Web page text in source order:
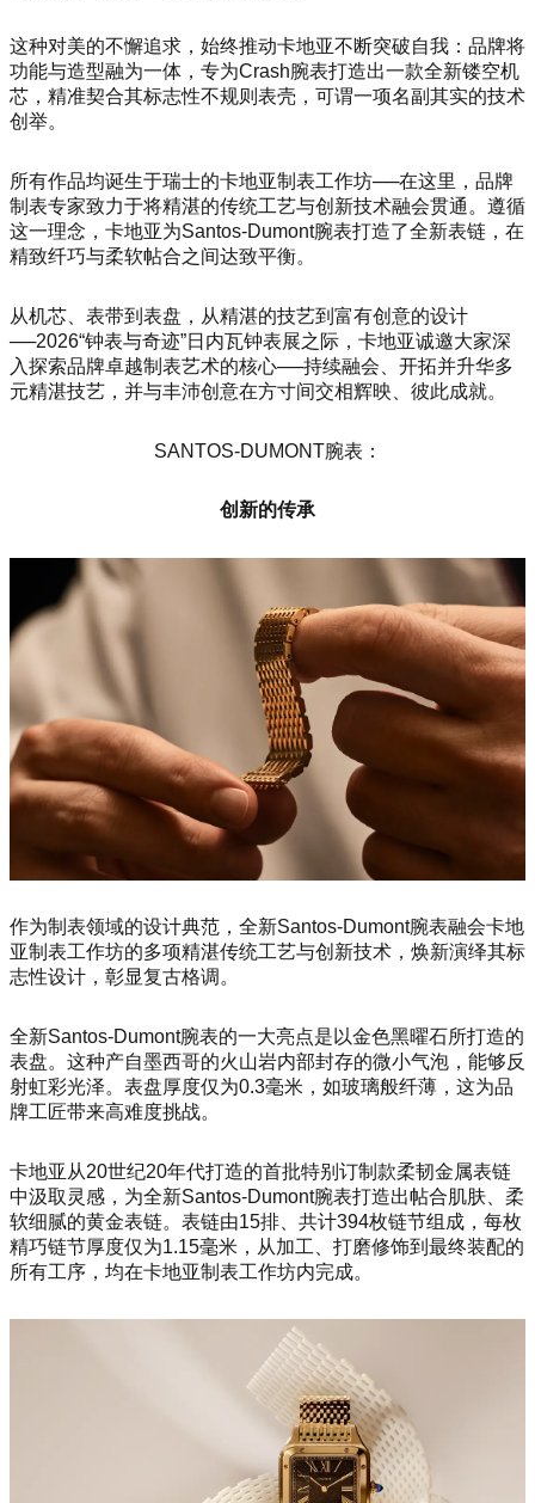
这种对美的不懈追求，始终推动卡地亚不断突破自我：品牌将
功能与造型融为一体，专为Crash腕表打造出一款全新镂空机
芯，精准契合其标志性不规则表壳，可谓一项名副其实的技术
创举。
所有作品均诞生于瑞士的卡地亚制表工作坊──在这里，品牌
制表专家致力于将精湛的传统工艺与创新技术融会贯通。遵循
这一理念，卡地亚为Santos-Dumont腕表打造了全新表链，在
精致纤巧与柔软帖合之间达致平衡。
从机芯、表带到表盘，从精湛的技艺到富有创意的设计
──2026“钟表与奇迹”日内瓦钟表展之际，卡地亚诚邀大家深
入探索品牌卓越制表艺术的核心──持续融会、开拓并升华多
元精湛技艺，并与丰沛创意在方寸间交相辉映、彼此成就。
SANTOS-DUMONT腕表：
创新的传承
作为制表领域的设计典范，全新Santos-Dumont腕表融会卡地
亚制表工作坊的多项精湛传统工艺与创新技术，焕新演绎其标
志性设计，彰显复古格调。
全新Santos-Dumont腕表的一大亮点是以金色黑曜石所打造的
表盘。这种产自墨西哥的火山岩内部封存的微小气泡，能够反
射虹彩光泽。表盘厚度仅为0.3毫米，如玻璃般纤薄，这为品
牌工匠带来高难度挑战。
卡地亚从20世纪20年代打造的首批特别订制款柔韧金属表链
中汲取灵感，为全新Santos-Dumont腕表打造出帖合肌肤、柔
软细腻的黄金表链。表链由15排、共计394枚链节组成，每枚
精巧链节厚度仅为1.15毫米，从加工、打磨修饰到最终装配的
所有工序，均在卡地亚制表工作坊内完成。